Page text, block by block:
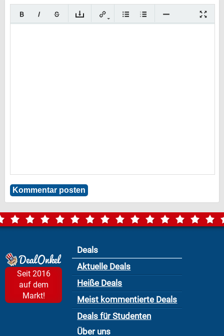
Seit 2016
auf dem
Markt!
Deals
Aktuelle Deals
Heiße Deals
Meist kommentierte Deals
Deals für Studenten
Über uns